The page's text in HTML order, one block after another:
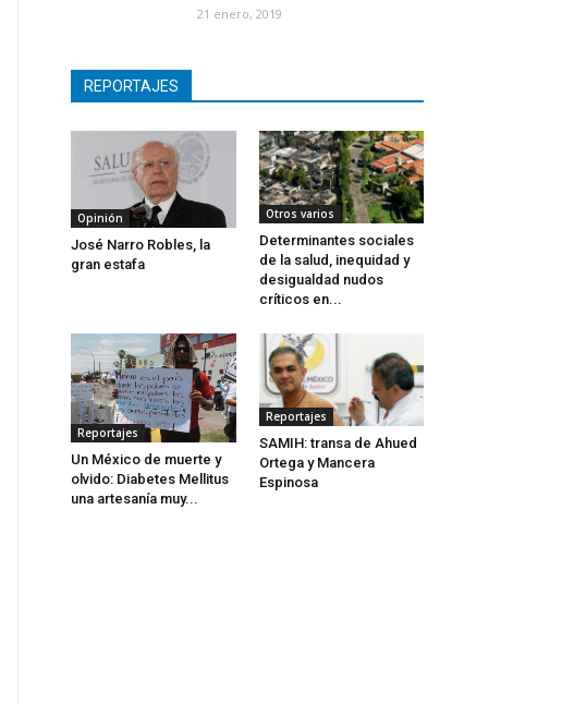
21 enero, 2019
REPORTAJES
Opinión
José Narro Robles, la
gran estafa
Otros varios
Determinantes sociales
de la salud, inequidad y
desigualdad nudos
críticos en...
Reportajes
Un México de muerte y
olvido: Diabetes Mellitus
una artesanía muy...
Reportajes
SAMIH: transa de Ahued
Ortega y Mancera
Espinosa